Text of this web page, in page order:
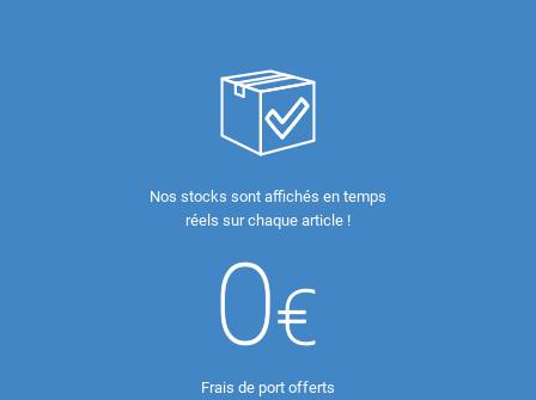
Nos stocks sont affichés en temps
réels sur chaque article !
Frais de port offerts